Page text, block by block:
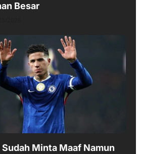
Besar
Minta Maaf Namun